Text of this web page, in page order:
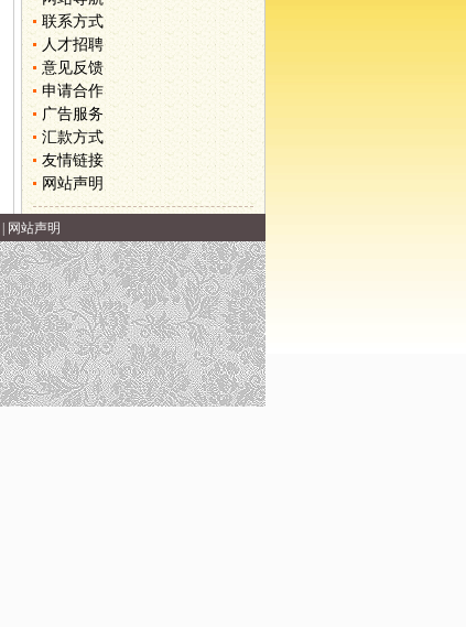
联系方式
人才招聘
意见反馈
申请合作
广告服务
汇款方式
友情链接
网站声明
网站声明